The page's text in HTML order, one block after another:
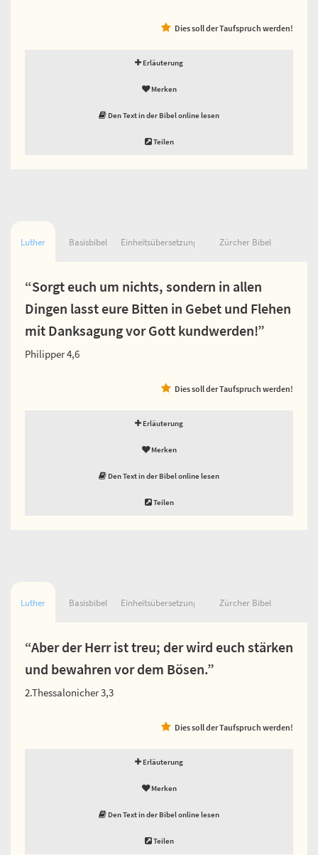
Dies soll der Taufspruch werden!
Erläuterung
Merken
Den Text in der Bibel online lesen
Teilen
Luther Basisbibel Einheitsübersetzung Zürcher Bibel
“Sorgt euch um nichts, sondern in allen
Dingen lasst eure Bitten in Gebet und Flehen
mit Danksagung vor Gott kundwerden!”
Philipper 4,6
Dies soll der Taufspruch werden!
Erläuterung
Merken
Den Text in der Bibel online lesen
Teilen
Luther Basisbibel Einheitsübersetzung Zürcher Bibel
“Aber der Herr ist treu; der wird euch stärken
und bewahren vor dem Bösen.”
2.Thessalonicher 3,3
Dies soll der Taufspruch werden!
Erläuterung
Merken
Den Text in der Bibel online lesen
Teilen